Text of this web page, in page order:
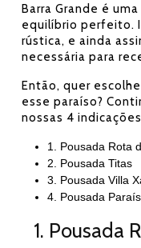
Barra Grande é
equilíbrio perfeito.
rústica, e ainda
necessária para
Então, quer
esse paraíso?
nossas 4
1. Pousada Rota
2. Pousada Titas
3. Pousada Villa
4. Pousada
1. Pousada